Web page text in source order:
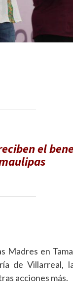
el
Madres en
de Villarreal,
acciones más.